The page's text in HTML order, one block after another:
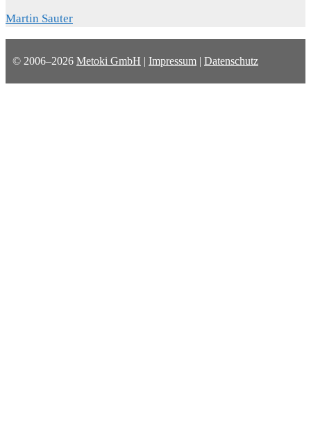
Martin Sauter
© 2006–2026 Metoki GmbH | Impressum | Datenschutz